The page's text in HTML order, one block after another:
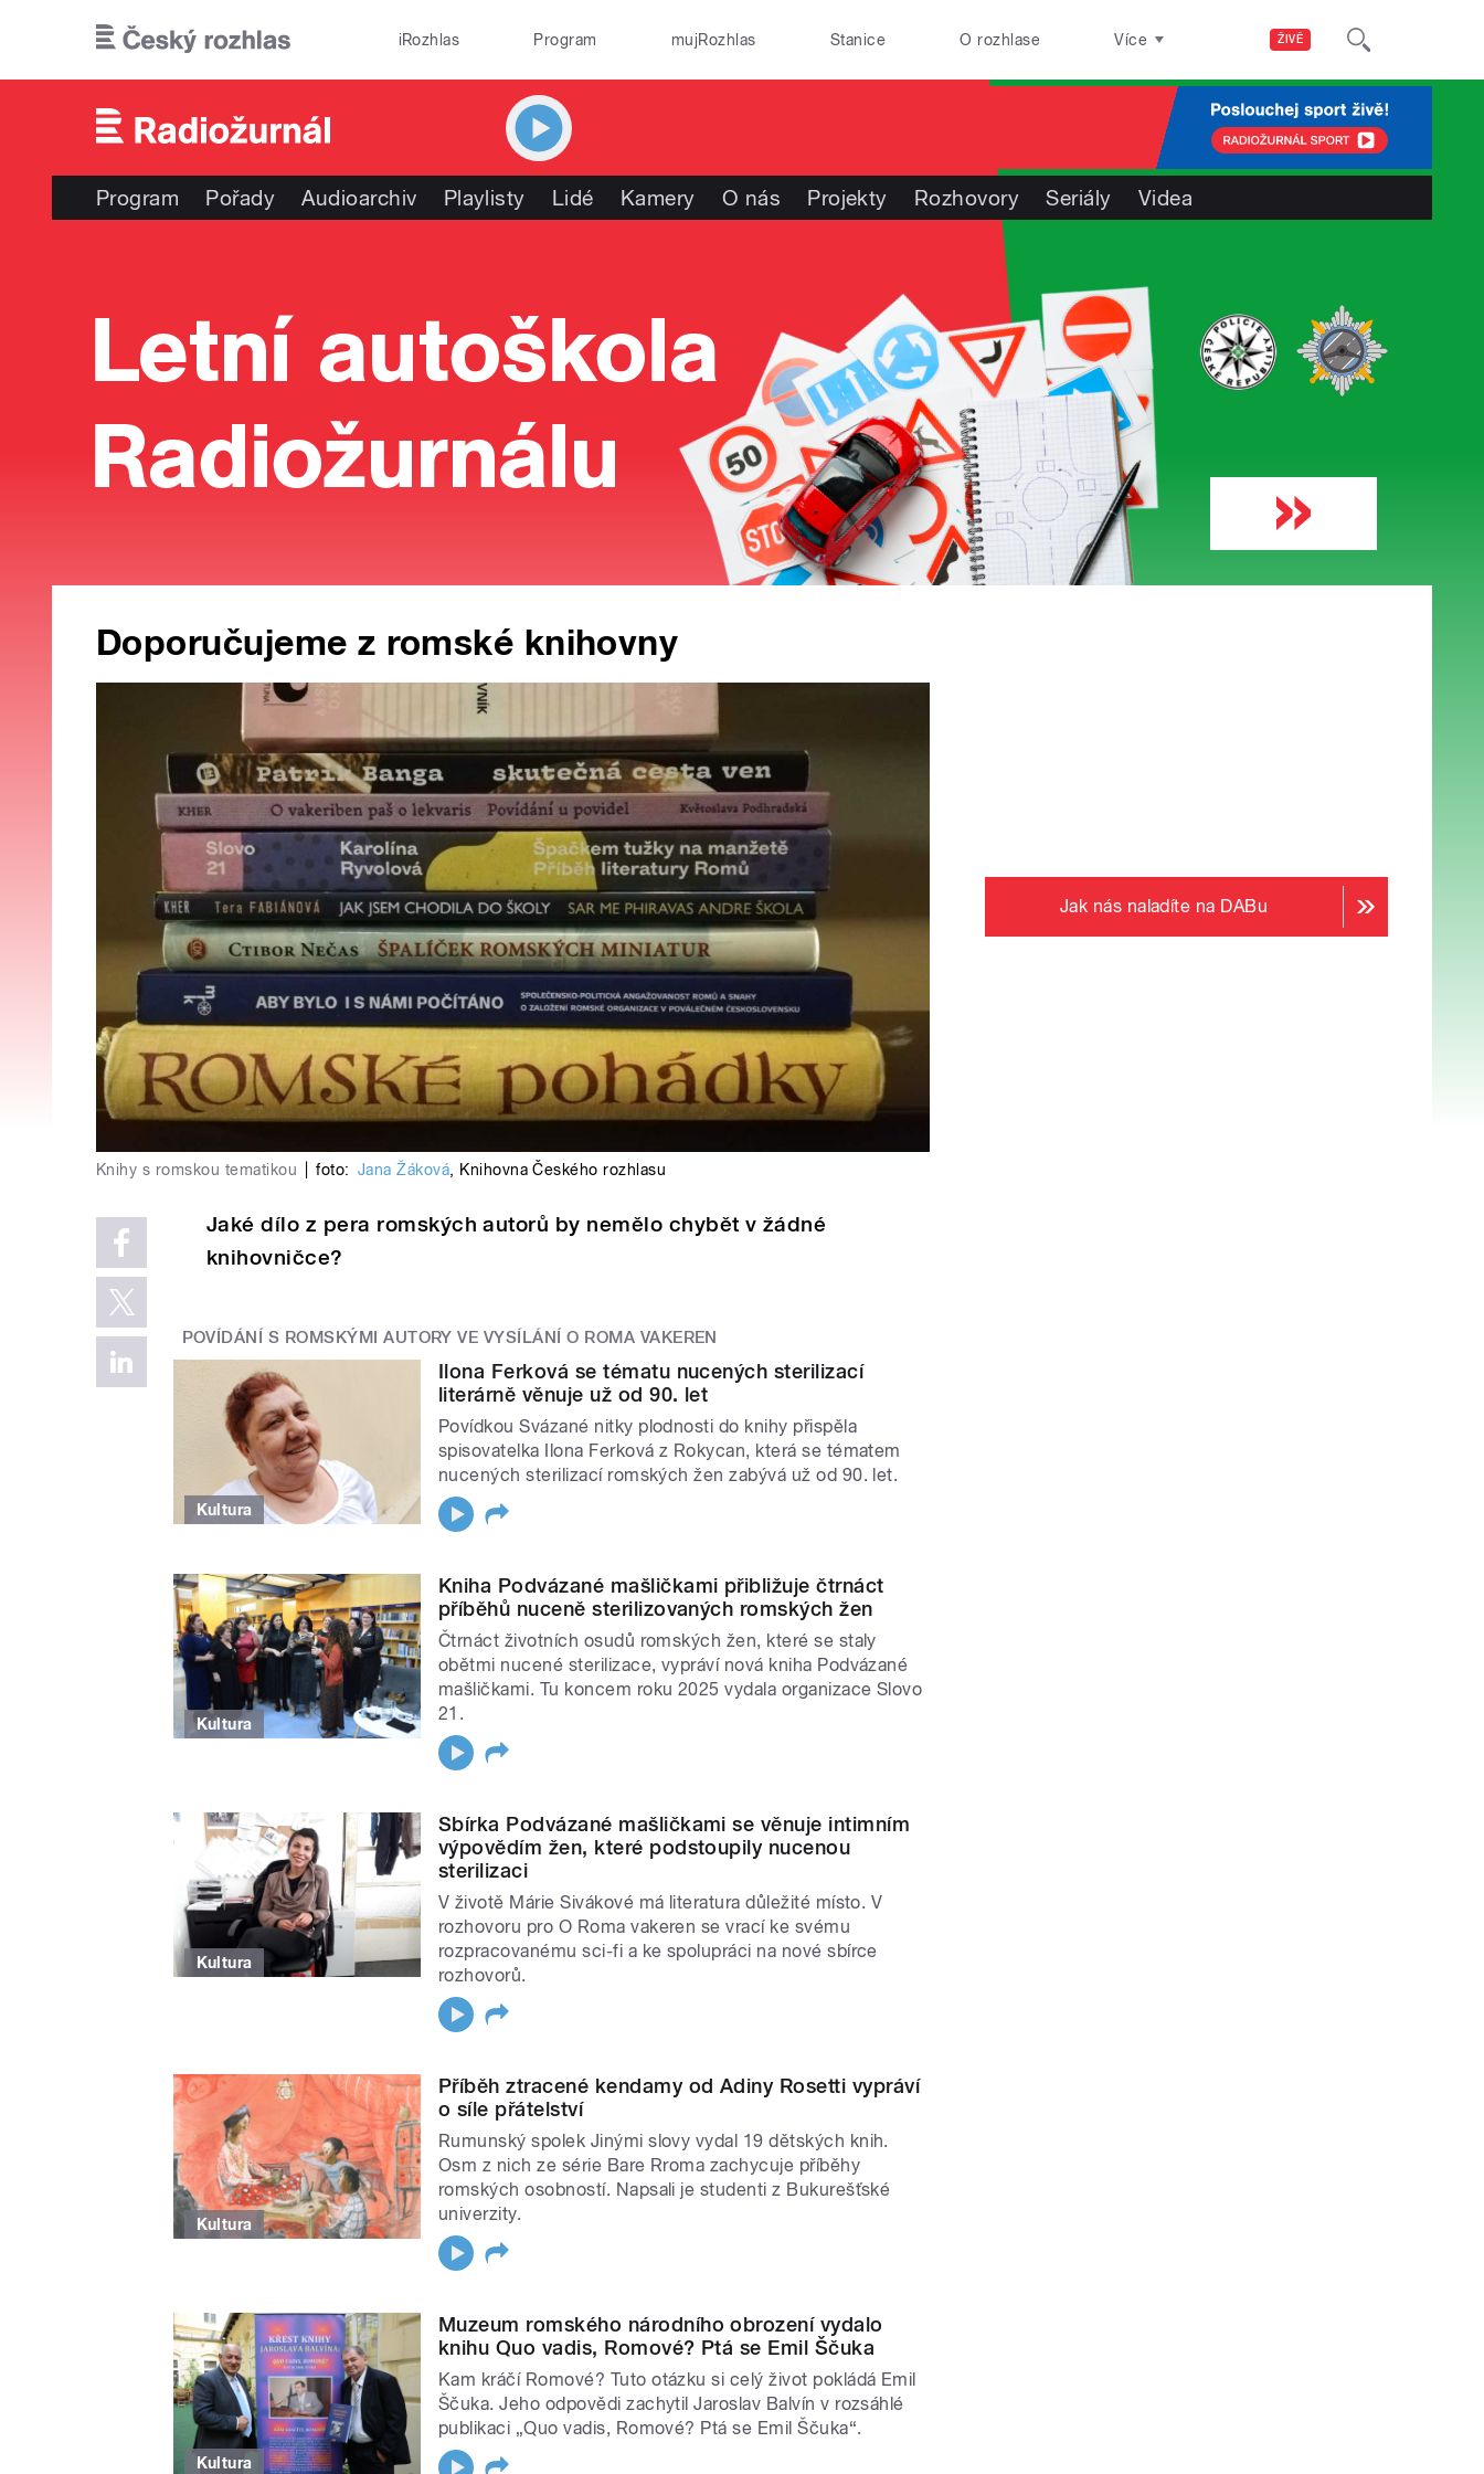
ŽIVĚ
iRozhlas Program mujRozhlas Stanice O rozhlase Více
Program Pořady Audioarchiv Playlisty Lidé Kamery O nás Projekty Rozhovory Seriály Videa
Doporučujeme z romské knihovny
Knihy s romskou tematikou foto: Jana Žáková, Knihovna Českého rozhlasu
Jaké dílo z pera romských autorů by nemělo chybět v žádné
knihovničce?
POVÍDÁNÍ S ROMSKÝMI AUTORY VE VYSÍLÁNÍ O ROMA VAKEREN
Kultura
Ilona Ferková se tématu nucených sterilizací
literárně věnuje už od 90. let
Povídkou Svázané nitky plodnosti do knihy přispěla
spisovatelka Ilona Ferková z Rokycan, která se tématem
nucených sterilizací romských žen zabývá už od 90. let.
Kultura
Kniha Podvázané mašličkami přibližuje čtrnáct
příběhů nuceně sterilizovaných romských žen
Čtrnáct životních osudů romských žen, které se staly
obětmi nucené sterilizace, vypráví nová kniha Podvázané
mašličkami. Tu koncem roku 2025 vydala organizace Slovo
21.
Kultura
Sbírka Podvázané mašličkami se věnuje intimním
výpovědím žen, které podstoupily nucenou
sterilizaci
V životě Márie Sivákové má literatura důležité místo. V
rozhovoru pro O Roma vakeren se vrací ke svému
rozpracovanému sci-fi a ke spolupráci na nové sbírce
rozhovorů.
Kultura
Příběh ztracené kendamy od Adiny Rosetti vypráví
o síle přátelství
Rumunský spolek Jinými slovy vydal 19 dětských knih.
Osm z nich ze série Bare Rroma zachycuje příběhy
romských osobností. Napsali je studenti z Bukurešťské
univerzity.
Kultura
Muzeum romského národního obrození vydalo
knihu Quo vadis, Romové? Ptá se Emil Ščuka
Kam kráčí Romové? Tuto otázku si celý život pokládá Emil
Ščuka. Jeho odpovědi zachytil Jaroslav Balvín v rozsáhlé
publikaci „Quo vadis, Romové? Ptá se Emil Ščuka“.
Jak nás naladíte na DABu